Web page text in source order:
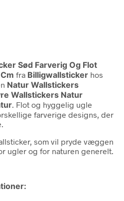
Sød Farverig Og Flot
fra Billigwallsticker hos
Natur Wallstickers
Wallstickers Natur
. Flot og hyggelig ugle
farverige designs, der
som vil pryde væggen
ugler og for naturen generelt.